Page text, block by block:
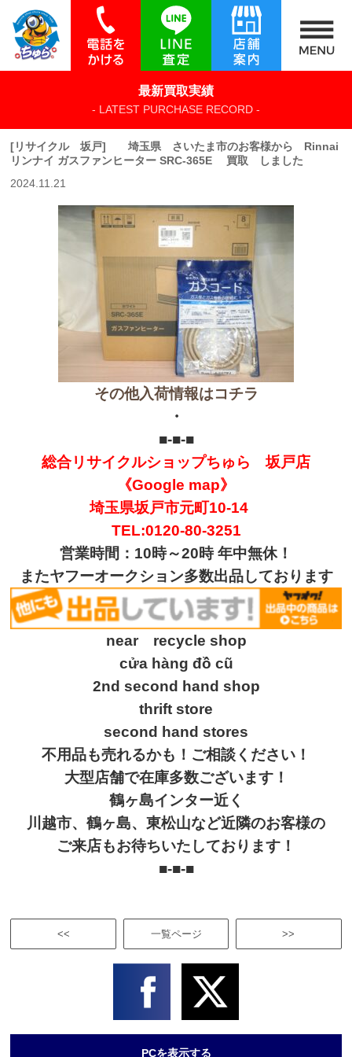
最新買取実績
- LATEST PURCHASE RECORD -
[リサイクル 坂戸] 埼玉県 さいたま市のお客様から Rinnai
リンナイ ガスファンヒーター SRC-365E 買取 しました
2024.11.21
その他入荷情報はコチラ
・
■-■-■
総合リサイクルショップちゅら 坂戸店
《Google map》
埼玉県坂戸市元町10-14
TEL:0120-80-3251
営業時間：10時～20時 年中無休！
またヤフーオークション多数出品しております
near recycle shop
cửa hàng đồ cũ
2nd second hand shop
thrift store
second hand stores
不用品も売れるかも！ご相談ください！
大型店舗で在庫多数ございます！
鶴ヶ島インター近く
川越市、鶴ヶ島、東松山など近隣のお客様の
ご来店もお待ちいたしております！
■-■-■
<< >>
一覧ページ
PCを表示する